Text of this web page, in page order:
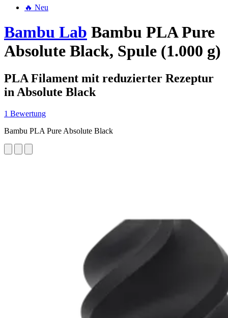
🔥 Neu
Bambu Lab Bambu PLA Pure
Absolute Black, Spule (1.000 g)
PLA Filament mit reduzierter Rezeptur
in Absolute Black
1 Bewertung
Bambu PLA Pure Absolute Black